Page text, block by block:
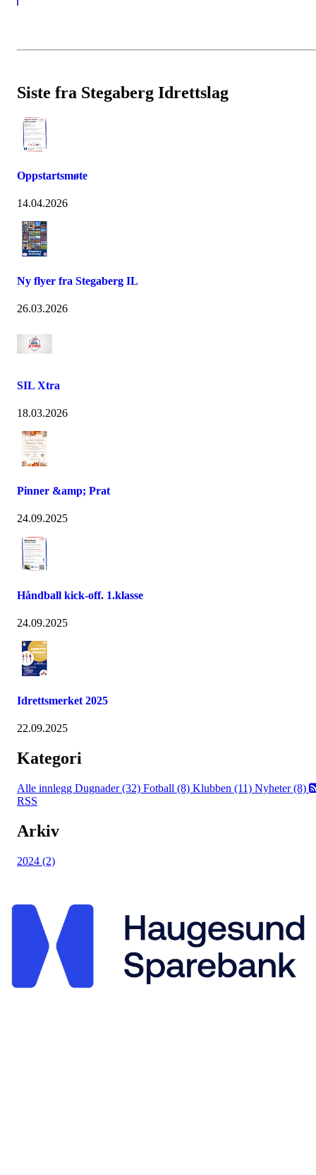
Siste fra Stegaberg Idrettslag
Oppstartsmøte
14.04.2026
Ny flyer fra Stegaberg IL
26.03.2026
SIL Xtra
18.03.2026
Pinner &amp; Prat
24.09.2025
Håndball kick-off. 1.klasse
24.09.2025
Idrettsmerket 2025
22.09.2025
Kategori
Alle innlegg Dugnader (32) Fotball (8) Klubben (11) Nyheter (8)
RSS
Arkiv
2024 (2)